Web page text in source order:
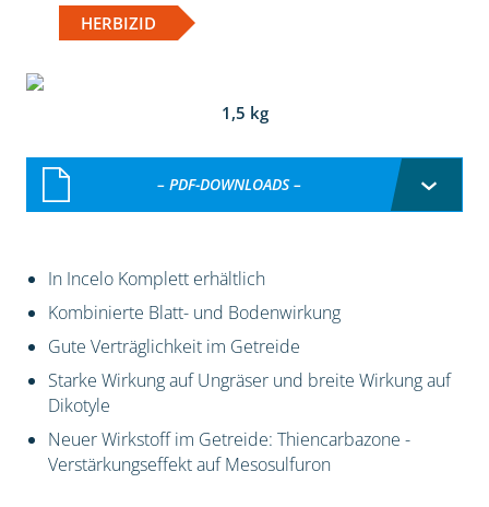
HERBIZID
1,5 kg
– PDF-DOWNLOADS –
In Incelo Komplett erhältlich
Kombinierte Blatt- und Bodenwirkung
Gute Verträglichkeit im Getreide
Starke Wirkung auf Ungräser und breite Wirkung auf
Dikotyle
Neuer Wirkstoff im Getreide: Thiencarbazone -
Verstärkungseffekt auf Mesosulfuron